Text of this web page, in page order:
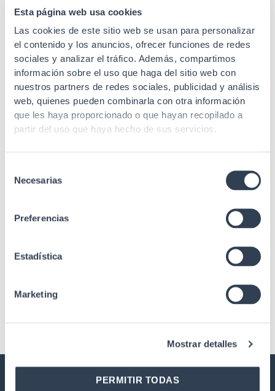
Esta página web usa cookies
Las cookies de este sitio web se usan para personalizar
el contenido y los anuncios, ofrecer funciones de redes
sociales y analizar el tráfico. Además, compartimos
información sobre el uso que haga del sitio web con
nuestros partners de redes sociales, publicidad y análisis
web, quienes pueden combinarla con otra información
que les haya proporcionado o que hayan recopilado a
partir del uso que haya hecho de sus servicios.
Necesarias
Preferencias
Estadística
Marketing
Mostrar detalles
PERMITIR TODAS
SKU: 50F81AM
Cableado de Red
Latiguillo RJ45 C-8 S/FTP,
LSZH, 1 m
SKU: 50F82AM
Cableado de Red
Latiguillo RJ45 C-8 S/FTP,
LSZH, 2 m
Cableado de Red
LSZH, 3 m